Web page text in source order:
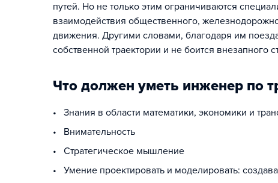
путей. Но не только этим ограничиваются
взаимодействия общественного,
движения. Другими словами, благодаря им
собственной траектории и не боится внезапного
Что должен уметь инженер по
• Знания в области математики, экономики и
• Внимательность
• Стратегическое мышление
• Умение проектировать и моделировать: